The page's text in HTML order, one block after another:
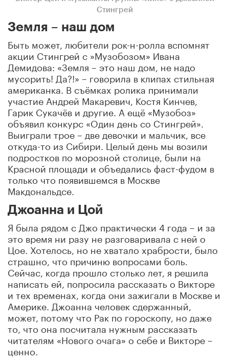
Стингрей
Земля – наш дом
Быть может, любители рок-н-ролла вспомнят
акции Стингрей с »Музобозом» Ивана
Демидова: «Земля – это наш дом, не надо
мусорить! Да?!» – говорила в клипах стильная
американка. В съёмках ролика принимали
участие Андрей Макаревич, Костя Кинчев,
Гарик Сукачёв и другие. А ещё «Музобоз»
объявил конкурс «Один день со Стингрей».
Выиграли трое – две девочки и мальчик, все
откуда-то из Сибири. Целый день мы возили
подростков по морозной столице, были на
Красной площади и объедались фаст-фудом в
только что появившемся в Москве
Макдональдсе.
Джоанна и Цой
Я была рядом с Джо практически 4 года – и за
это время ни разу не разговаривала с ней о
Цое. Хотелось, но не хватало храбрости, было
страшно, что причиню вопросами боль.
Сейчас, когда прошло столько лет, я решила
написать ей, попросила рассказать о Викторе
и тех временах, когда они зажигали в Москве и
Америке. Джоанна человек сдержанный,
может, потому что Рак по гороскопу, но даже
то, что она посчитала нужным рассказать
читателям «Нового очага» о себе и Викторе –
ценно.